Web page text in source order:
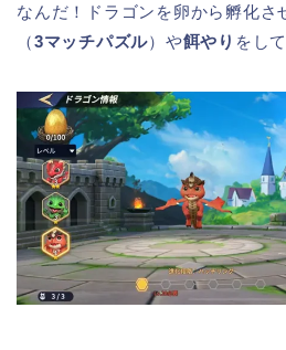
なんだ！ドラゴンを卵から孵化さ
（3マッチパズル）や餌やり をし